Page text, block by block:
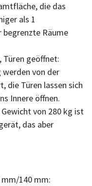
die das
als 1
Räume
Türen geöffnet:
von der
die Türen lassen sich
Innere öffnen.
von 280 kg ist
das aber
mm/140 mm: